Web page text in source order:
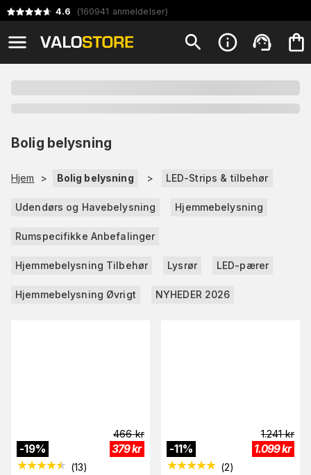
4.6 (160941 anmeldelser)
Bolig belysning
Hjem > Bolig belysning > LED-Strips & tilbehør
Udendørs og Havebelysning Hjemmebelysning
Rumspecifikke Anbefalinger
Hjemmebelysning Tilbehør Lysrør LED-pærer
Hjemmebelysning Øvrigt NYHEDER 2026
-19%
466 kr
379kr
(13)
-11%
1.241 kr
1.099kr
(2)